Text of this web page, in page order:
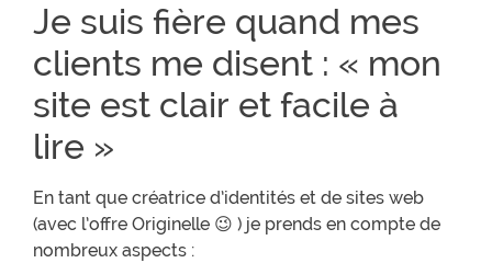
Je suis fière quand mes
clients me disent : « mon
site est clair et facile à
lire »
En tant que créatrice d’identités et de sites web
(avec l’offre Originelle 😉 ) je prends en compte de
nombreux aspects :